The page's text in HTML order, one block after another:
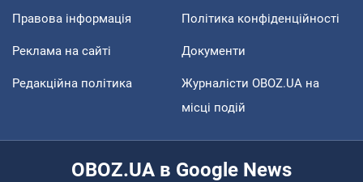
Правова інформація Політика конфіденційності
Реклама на сайті Документи
Редакційна політика
Журналісти OBOZ.UA на
місці подій
OBOZ.UA в Google News